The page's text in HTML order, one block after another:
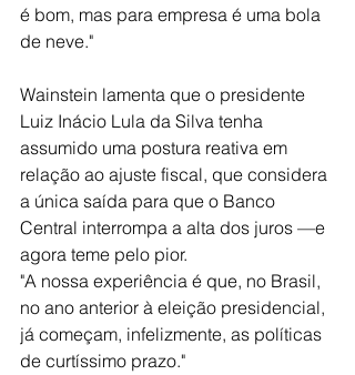
é bom, mas para empresa é uma bola
de neve."
Wainstein lamenta que o presidente
Luiz Inácio Lula da Silva tenha
assumido uma postura reativa em
relação ao ajuste fiscal, que considera
a única saída para que o Banco
Central interrompa a alta dos juros —e
agora teme pelo pior.
"A nossa experiência é que, no Brasil,
no ano anterior à eleição presidencial,
já começam, infelizmente, as políticas
de curtíssimo prazo."